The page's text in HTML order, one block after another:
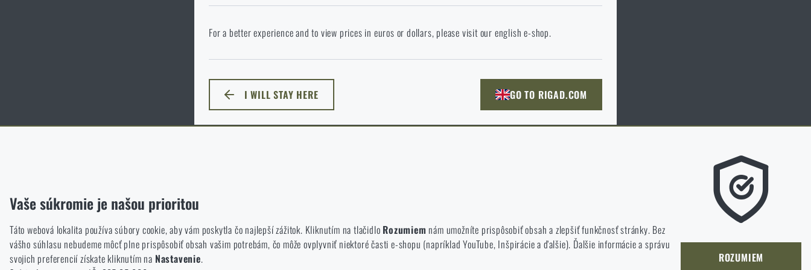
Vo vami vybranom jazyku stránka neexistuje. Môžete teda zostať tu, alebo prejsť na hlavnú stránku
cieľového jazyka. Akú možnosť si vyberiete?
ZOSTANEM TU PREJDEM NA HLAVNÚ STRÁNKU
PREJSŤ DO KOŠÍKA
ODÍSŤ ROZUMIEM, POKRAČOVAŤ
For a better experience and to view prices in euros or dollars, please visit our english e-shop.
I WILL STAY HERE GO TO RIGAD.COM
Vaše súkromie je našou prioritou
Táto webová lokalita používa súbory cookie, aby vám poskytla čo najlepší zážitok. Kliknutím na tlačidlo Rozumiem nám umožníte prispôsobiť obsah a zlepšiť funkčnosť stránky. Bez
vášho súhlasu nebudeme môcť plne prispôsobiť obsah vašim potrebám, čo môže ovplyvniť niektoré časti e-shopu (napríklad YouTube, Inšpirácie a ďalšie). Ďalšie informácie a správu
svojich preferencií získate kliknutím na Nastavenie.
Tieto súbory cookie anonymne ukladajú informácie o tom, ako si prezeráte a používate našu webovú lokalitu. Pomáhajú nám lepšie pochopiť, čo sa našim zákazníkom páči a kam by
Marketingové
Tieto súbory cookie nám pomáhajú optimalizovať reklamu smerovanú na náš e-shop, aby bola čo najefektívnejšia a aby sa náš obchod mohol neustále rozvíjať a zlepšovať. ROZUMIEM